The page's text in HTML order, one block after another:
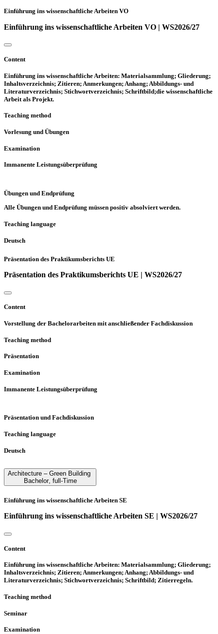
Einführung ins wissenschaftliche Arbeiten VO
Einführung ins wissenschaftliche Arbeiten VO | WS2026/27
Content
Einführung ins wissenschaftliche Arbeiten: Materialsammlung; Gliederung;
Inhaltsverzeichnis; Zitieren; Anmerkungen; Anhang; Abbildungs- und
Literaturverzeichnis; Stichwortverzeichnis; Schriftbild;die wissenschaftliche
Arbeit als Projekt.
Teaching method
Vorlesung und Übungen
Examination
Immanente Leistungsüberprüfung
Übungen und Endprüfung
Alle Übungen und Endprüfung müssen positiv absolviert werden.
Teaching language
Deutsch
Präsentation des Praktikumsberichts UE
Präsentation des Praktikumsberichts UE | WS2026/27
Content
Vorstellung der Bachelorarbeiten mit anschließender Fachdiskussion
Teaching method
Präsentation
Examination
Immanente Leistungsüberprüfung
Präsentation und Fachdiskussion
Teaching language
Deutsch
Architecture­ – Green Building
Bachelor, full-Time
Einführung ins wissenschaftliche Arbeiten SE
Einführung ins wissenschaftliche Arbeiten SE | WS2026/27
Content
Einführung ins wissenschaftliche Arbeiten: Materialsammlung; Gliederung;
Inhaltsverzeichnis; Zitieren; Anmerkungen; Anhang; Abbildungs- und
Literaturverzeichnis; Stichwortverzeichnis; Schriftbild; Zitierregeln.
Teaching method
Seminar
Examination